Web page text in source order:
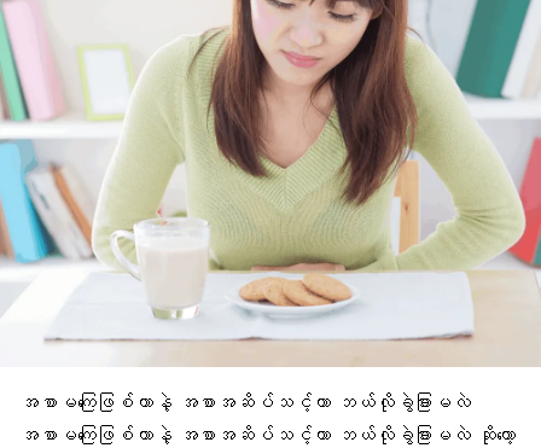
အစာမကြေဖြစ်တာနဲ့ အစာအဆိပ်သင့်တာ ဘယ်လိုခွဲခြားမလဲ
အစာမကြေဖြစ်တာနဲ့ အစာအဆိပ်သင့်တာ ဘယ်လိုခွဲခြားမလဲ ဆိုတော့